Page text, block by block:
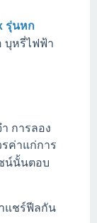
รุ่นหก
บุหรี่ไฟฟ้า
การลอง
ค่าแก่การ
น์นั้นตอบ
แชร์ฟีลกัน